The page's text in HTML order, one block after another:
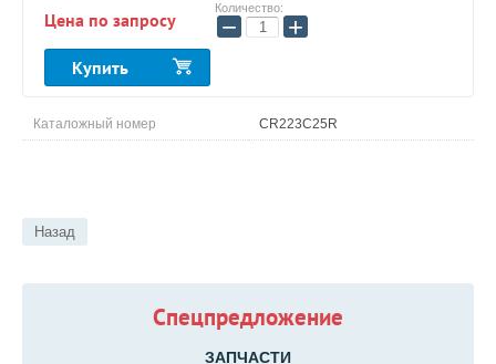
Спецпредложение
ЗАПЧАСТИ
Цена по запросу
Количество:
− +
Купить
Каталожный номер CR223C25R
Назад